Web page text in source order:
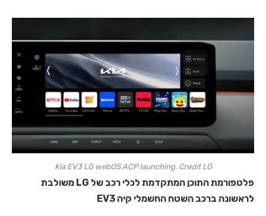
Kia EV3 LG webOS ACP launching. Credit LG
פלטפורמת התוכן המתקדמת לכלי רכב של LG משולבת
לראשונה ברכב השטח החשמלי קיה EV3